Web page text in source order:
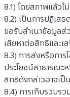
8.1) โดยสภาพแล้วไ
8.2) เป็นการปฏิเสธ
ขอรับสำเนาข้อมูล
เสียหาต่อสิทธิและ
8.3) การส่งหรือกา
ประโยชน์สาธารณะ
สิทธิดังกล่าวอาจเ
8.4) การเก็บรวบร